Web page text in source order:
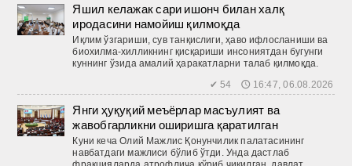
Яшил келажак сари ишонч билан халқ
иродасини намойиш қилмоқда
Иқлим ўзгариши, сув танқислиги, ҳаво ифлосланиши ва
биохилма-хилликнинг қисқариши инсониятдан бугунги
куннинг ўзида амалий ҳаракатларни талаб қилмоқда.
✔ 54 🕔 16:47, 06.08.2026
Янги ҳуқуқий меъёрлар масъулият ва
жавобгарликни оширишга қаратилган
Куни кеча Олий Мажлис Қонунчилик палатасининг
навбатдаги мажлиси бўлиб ўтди. Унда дастлаб